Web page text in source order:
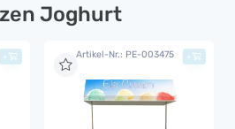
Joghurt
+ Artikel-Nr.: PE-003475 +